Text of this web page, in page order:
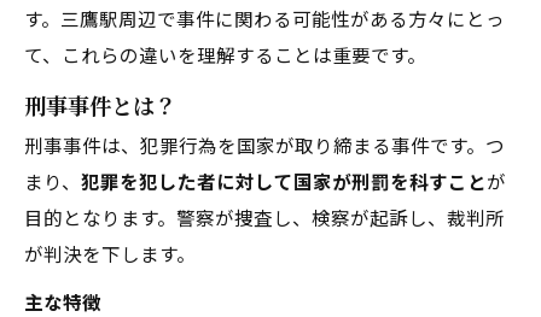
す。三鷹駅周辺で事件に関わる可能性がある方々にとっ
て、これらの違いを理解することは重要です。
刑事事件とは？
刑事事件は、犯罪行為を国家が取り締まる事件です。つ
まり、 犯罪を犯した者に対して国家が刑罰を科すことが
目的となります。警察が捜査し、検察が起訴し、裁判所
が判決を下します。
主な特徴